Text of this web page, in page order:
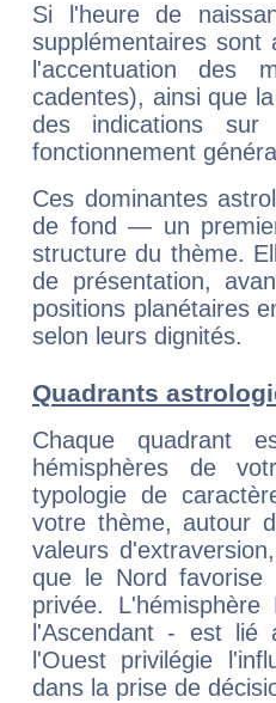
Si l'heure de
supplémentaires sont
l'accentuation des
cadentes), ainsi que
des indications sur
fonctionnement
Ces dominantes
de fond — un
structure du thème.
de présentation,
positions planétaires
selon leurs dignités.
Quadrants
Chaque quadrant
hémisphères de
typologie de
votre thème, autour
valeurs
que le Nord favorise
privée.
l'Ascendant - est
l'Ouest privilégie
dans la prise de